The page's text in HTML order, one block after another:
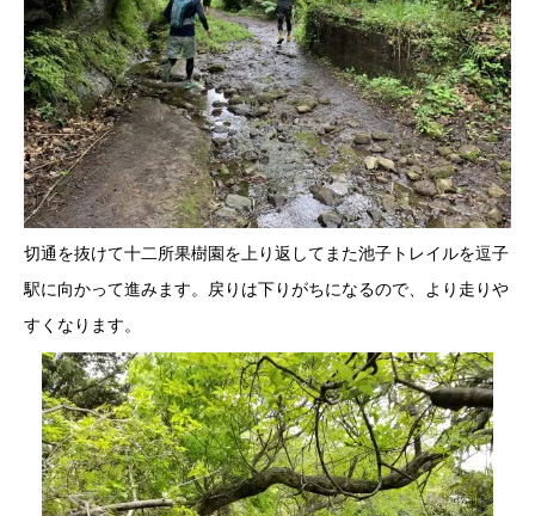
切通を抜けて十二所果樹園を上り返してまた池子トレイルを逗子
駅に向かって進みます。戻りは下りがちになるので、より走りや
すくなります。